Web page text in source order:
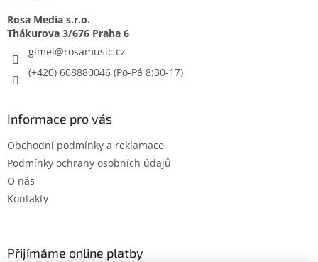
Rosa Media s.r.o.
gimel@rosamusic.cz
(+420) 608880046
Informace pro vás
Obchodní podmínky a reklamace
Podmínky ochrany osobních údajů
O nás
Kontakty
Přijímáme online platby